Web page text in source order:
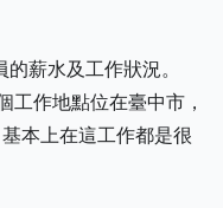
薪水及工作狀況。
工作地點位在臺中市，
本上在這工作都是很